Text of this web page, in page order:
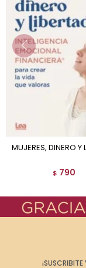
MUJERES, DINERO Y
$ 790